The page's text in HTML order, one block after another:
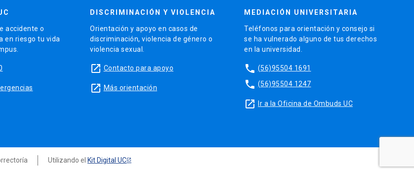
accidente o
en riesgo tu vida
DISCRIMINACIÓN Y VIOLENCIA
Orientación y apoyo en casos de
discriminación, violencia de género o
violencia sexual.
launch Contacto para apoyo
launch Más orientación
MEDIACIÓN UNIVERSITARIA
Teléfonos para orientación y consejo si
se ha vulnerado alguno de tus derechos
en la universidad.
phone (56)95504 1691
phone (56)95504 1247
launch Ir a la Oficina de Ombuds UC
Utilizando el Kit Digital UC